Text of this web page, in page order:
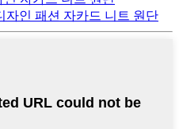
자인 패션 자카드 니트 원단